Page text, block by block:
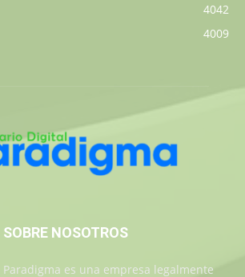
4042
4009
SOBRE NOSOTROS
es una empresa legalmente